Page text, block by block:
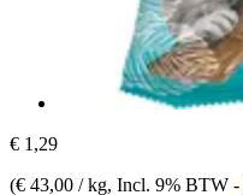
€ 1,29
(€ 43,00 / kg, Incl. 9% BTW -